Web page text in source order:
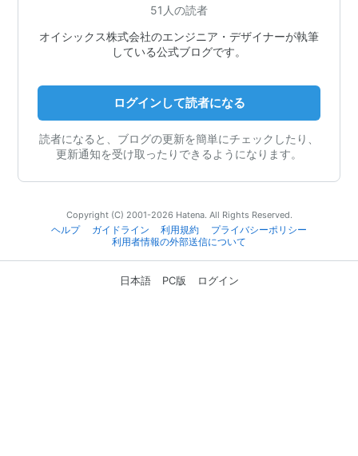
51人の読者
オイシックス株式会社のエンジニア・デザイナーが執筆
している公式ブログです。
ログインして読者になる
読者になると、ブログの更新を簡単にチェックしたり、
更新通知を受け取ったりできるようになります。
Copyright (C) 2001-2026 Hatena. All Rights Reserved.
ヘルプ
ガイドライン 利用規約
プライバシーポリシー
利用者情報の外部送信について
日本語 PC版 ログイン